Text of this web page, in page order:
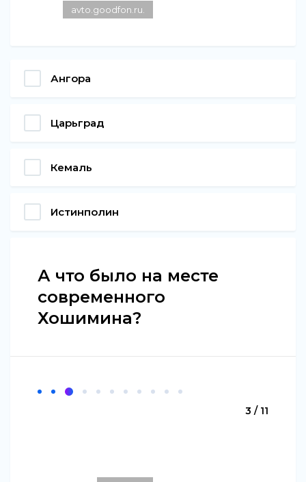
avto.goodfon.ru.
Ангора
Царьград
Кемаль
Истинполин
А что было на месте
современного
Хошимина?
3 / 11